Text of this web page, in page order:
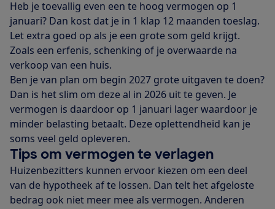
Heb je toevallig even een te hoog vermogen op 1
januari? Dan kost dat je in 1 klap 12 maanden toeslag.
Let extra goed op als je een grote som geld krijgt.
Zoals een erfenis, schenking of je overwaarde na
verkoop van een huis.
Ben je van plan om begin 2027 grote uitgaven te doen?
Dan is het slim om deze al in 2026 uit te geven. Je
vermogen is daardoor op 1 januari lager waardoor je
minder belasting betaalt. Deze oplettendheid kan je
soms veel geld opleveren.
Tips om vermogen te verlagen
Huizenbezitters kunnen ervoor kiezen om een deel
van de hypotheek af te lossen. Dan telt het afgeloste
bedrag ook niet meer mee als vermogen. Anderen